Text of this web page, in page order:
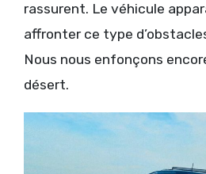
rassurent. Le véhicule
affronter ce type
Nous nous enfonçons
désert.